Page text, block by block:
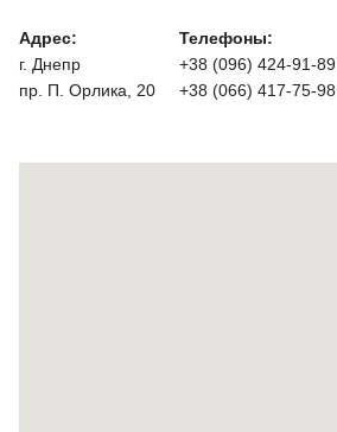
Адрес:
г. Днепр
пр. П. Орлика, 20
Телефоны:
+38 (096) 424-91-89
+38 (066) 417-75-98